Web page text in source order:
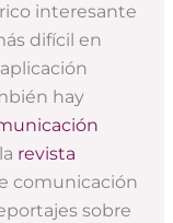
interesante
difícil en
hay
revista
comunicación
sobre